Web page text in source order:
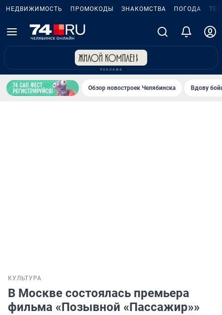
НЕДВИЖИМОСТЬ ПРОМОКОДЫ ЗНАКОМСТВА ПОГОДА
Обзор новостроек Челябинска Вдову
КУЛЬТУРА
В Москве состоялась премьера
фильма «Позывной «Пассажир»»